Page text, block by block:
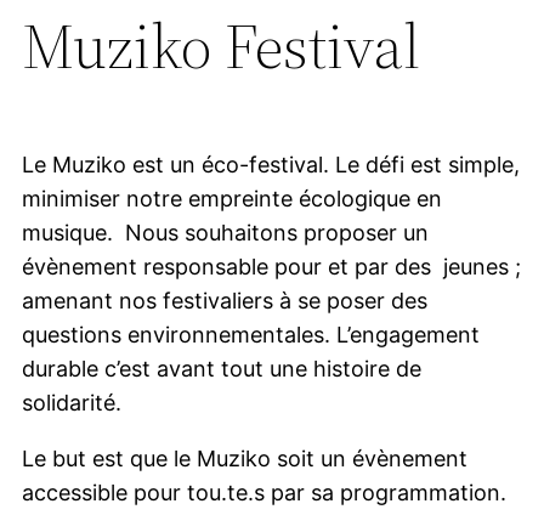
Muziko Festival
Le Muziko est un éco-festival. Le défi est simple,
minimiser notre empreinte écologique en
musique. Nous souhaitons proposer un
évènement responsable pour et par des jeunes ;
amenant nos festivaliers à se poser des
questions environnementales. L’engagement
durable c’est avant tout une histoire de
solidarité.
Le but est que le Muziko soit un évènement
accessible pour tou.te.s par sa programmation.